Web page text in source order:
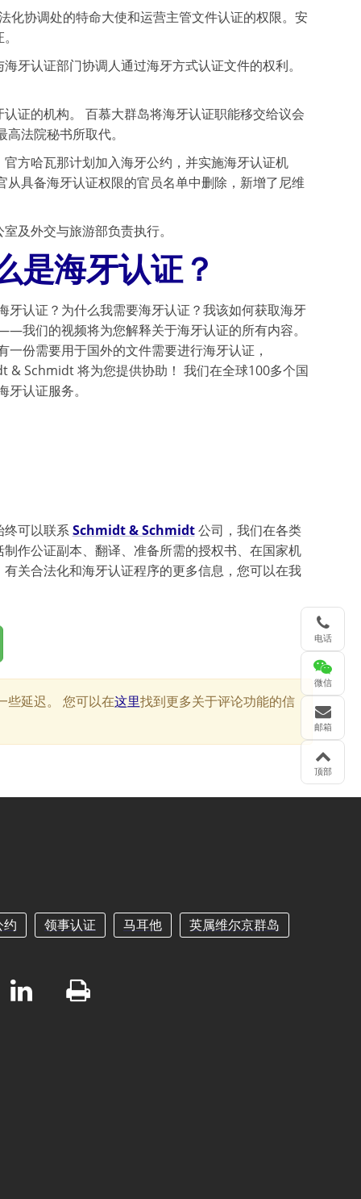
化协调处的特命大使和运营主管文件认证的权限。安
牙认证部门协调人通过海牙方式认证文件的权利。
证的机构。 百慕大群岛将海牙认证职能移交给议会
法院秘书所取代。
方哈瓦那计划加入海牙公约，并实施海牙认证机
具备海牙认证权限的官员名单中删除，新增了尼维
及外交与旅游部负责执行。
是海牙认证？
牙认证？为什么我需要海牙认证？我该如何获取海牙
我们的视频将为您解释关于海牙认证的所有内容。
一份需要用于国外的文件需要进行海牙认证，
& Schmidt 将为您提供协助！ 我们在全球100多个国
牙认证服务。
终可以联系Schmidt & Schmidt公司，我们在各类
作公证副本、翻译、准备所需的授权书、在国家机
关合法化和海牙认证程序的更多信息，您可以在我
些延迟。 您可以在这里找到更多关于评论功能的信
约 领事认证 马耳他 英属维尔京群岛
电话
微信
邮箱
顶部